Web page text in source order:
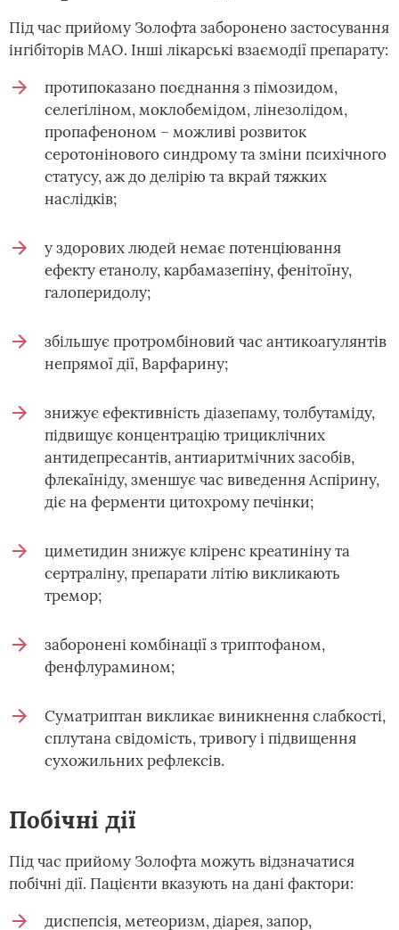
Під час прийому Золофта заборонено застосування
інгібіторів МАО. Інші лікарські взаємодії препарату:
протипоказано поєднання з пімозидом,
селегіліном, моклобемідом, лінезолідом,
пропафеноном – можливі розвиток
серотонінового синдрому та зміни психічного
статусу, аж до делірію та вкрай тяжких
наслідків;
у здорових людей немає потенціювання
ефекту етанолу, карбамазепіну, фенітоїну,
галоперидолу;
збільшує протромбіновий час антикоагулянтів
непрямої дії, Варфарину;
знижує ефективність діазепаму, толбутаміду,
підвищує концентрацію трициклічних
антидепресантів, антиаритмічних засобів,
флекаїніду, зменшує час виведення Аспірину,
діє на ферменти цитохрому печінки;
циметидин знижує кліренс креатиніну та
сертраліну, препарати літію викликають
тремор;
заборонені комбінації з триптофаном,
фенфлурамином;
Суматриптан викликає виникнення слабкості,
сплутана свідомість, тривогу і підвищення
сухожильних рефлексів.
Побічні дії
Під час прийому Золофта можуть відзначатися
побічні дії. Пацієнти вказують на дані фактори:
диспепсія, метеоризм, діарея, запор,